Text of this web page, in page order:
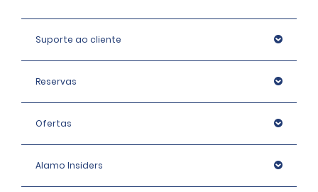
Suporte ao cliente
Reservas
Ofertas
Alamo Insiders